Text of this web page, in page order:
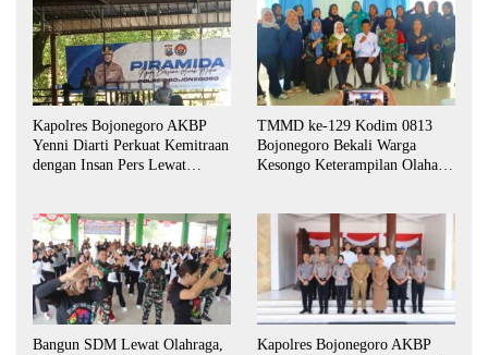
Kapolres Bojonegoro AKBP
Yenni Diarti Perkuat Kemitraan
dengan Insan Pers Lewat
TMMD ke-129 Kodim 0813
Bojonegoro Bekali Warga
Kesongo Keterampilan Olahan
Bangun SDM Lewat Olahraga,
Kapolres Bojonegoro AKBP